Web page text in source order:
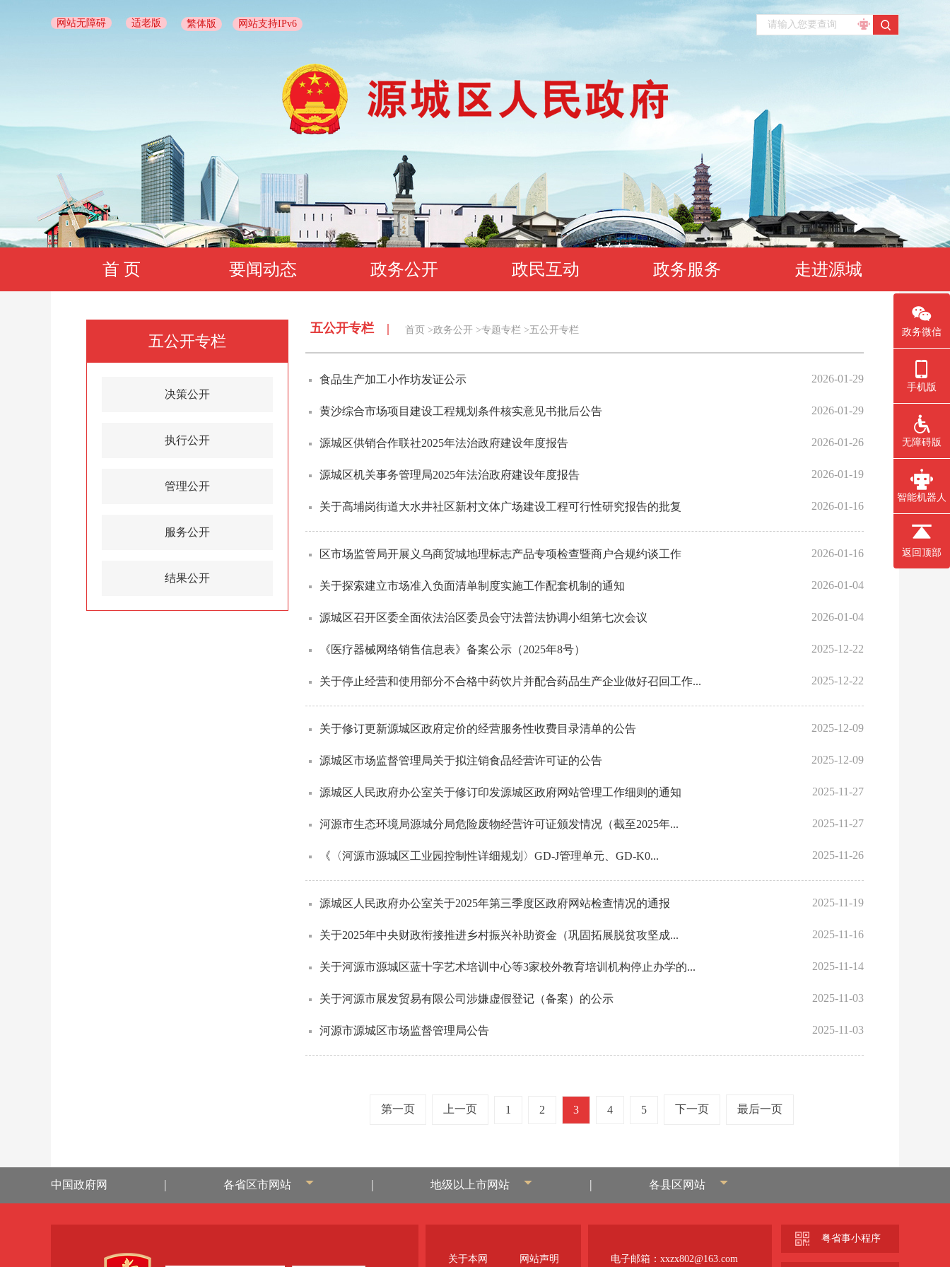
网站无障碍 适老版 繁体版 网站支持IPv6
首 页 要闻动态 政务公开 政民互动 政务服务 走进源城
五公开专栏
决策公开
执行公开
管理公开
服务公开
结果公开
五公开专栏 | 首页 >政务公开 >专题专栏 >五公开专栏
食品生产加工小作坊发证公示 2026-01-29
黄沙综合市场项目建设工程规划条件核实意见书批后公告 2026-01-29
源城区供销合作联社2025年法治政府建设年度报告 2026-01-26
源城区机关事务管理局2025年法治政府建设年度报告 2026-01-19
关于高埔岗街道大水井社区新村文体广场建设工程可行性研究报告的批复 2026-01-16
区市场监管局开展义乌商贸城地理标志产品专项检查暨商户合规约谈工作 2026-01-16
关于探索建立市场准入负面清单制度实施工作配套机制的通知 2026-01-04
源城区召开区委全面依法治区委员会守法普法协调小组第七次会议 2026-01-04
《医疗器械网络销售信息表》备案公示（2025年8号） 2025-12-22
关于停止经营和使用部分不合格中药饮片并配合药品生产企业做好召回工作... 2025-12-22
关于修订更新源城区政府定价的经营服务性收费目录清单的公告 2025-12-09
源城区市场监督管理局关于拟注销食品经营许可证的公告 2025-12-09
源城区人民政府办公室关于修订印发源城区政府网站管理工作细则的通知 2025-11-27
河源市生态环境局源城分局危险废物经营许可证颁发情况（截至2025年... 2025-11-27
《〈河源市源城区工业园控制性详细规划〉GD-J管理单元、GD-K0... 2025-11-26
源城区人民政府办公室关于2025年第三季度区政府网站检查情况的通报 2025-11-19
关于2025年中央财政衔接推进乡村振兴补助资金（巩固拓展脱贫攻坚成... 2025-11-16
关于河源市源城区蓝十字艺术培训中心等3家校外教育培训机构停止办学的... 2025-11-14
关于河源市展发贸易有限公司涉嫌虚假登记（备案）的公示 2025-11-03
河源市源城区市场监督管理局公告 2025-11-03
第一页 上一页 1 2 3 4 5 下一页 最后一页
中国政府网 | 各省区市网站 | 地级以上市网站 | 各县区网站
关于本网 网站声明 电子邮箱：xxzx802@163.com
粤省事小程序
政务微信
手机版
无障碍版
智能机器人
返回顶部